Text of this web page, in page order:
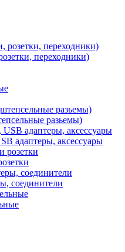
переходники)
разьемы)
адаптеры, аксессуары
соединители